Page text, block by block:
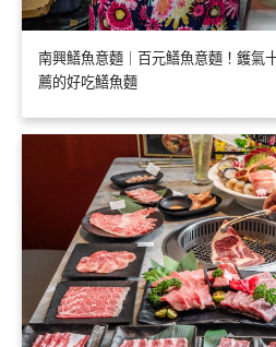
南興鱔魚意麵｜百元鱔魚意麵！鑊氣
薦的好吃鱔魚麵